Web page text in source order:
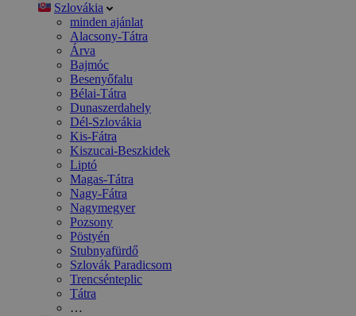
Szlovákia
minden ajánlat
Alacsony-Tátra
Árva
Bajmóc
Besenyőfalu
Bélai-Tátra
Dunaszerdahely
Dél-Szlovákia
Kis-Fátra
Kiszucai-Beszkidek
Liptó
Magas-Tátra
Nagy-Fátra
Nagymegyer
Pozsony
Pöstyén
Stubnyafürdő
Szlovák Paradicsom
Trencsénteplic
Tátra
…